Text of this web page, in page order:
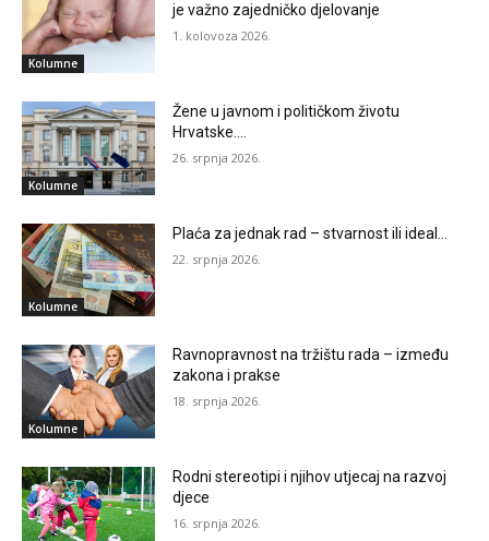
Kolumne
je važno zajedničko djelovanje
1. kolovoza 2026.
Kolumne
Žene u javnom i političkom životu
Hrvatske….
26. srpnja 2026.
Kolumne
Plaća za jednak rad – stvarnost ili ideal…
22. srpnja 2026.
Kolumne
Ravnopravnost na tržištu rada – između
zakona i prakse
18. srpnja 2026.
Rodni stereotipi i njihov utjecaj na razvoj
djece
16. srpnja 2026.